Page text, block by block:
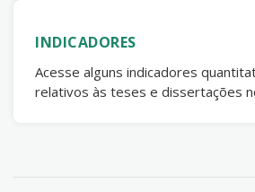
INDICADORES
Acesse alguns indicadores
relativos às teses e dissertações